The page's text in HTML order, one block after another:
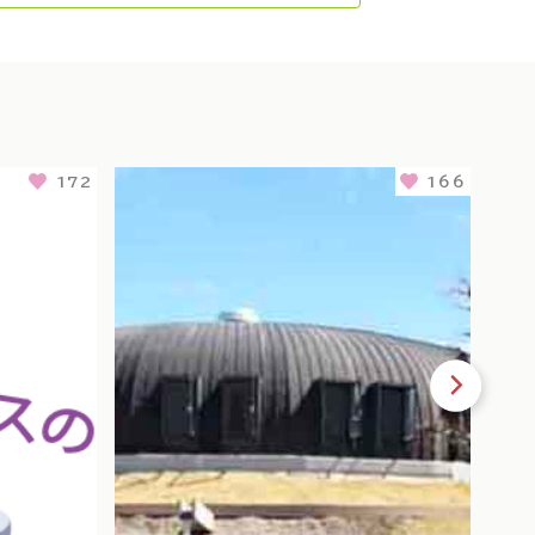
172 166